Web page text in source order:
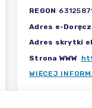
REGON
Adres e-
Adres skrytki
Strona WWW
WIĘCEJ